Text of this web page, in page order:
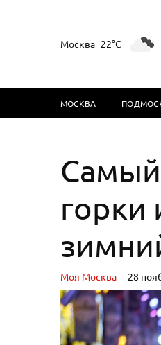
Москва 22°C
МОСКВА
горки
Моя Москва 28